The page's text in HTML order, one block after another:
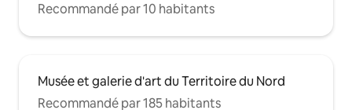
Recommandé par 10 habitants
Musée et galerie d'art du Territoire du Nord
Recommandé par 185 habitants